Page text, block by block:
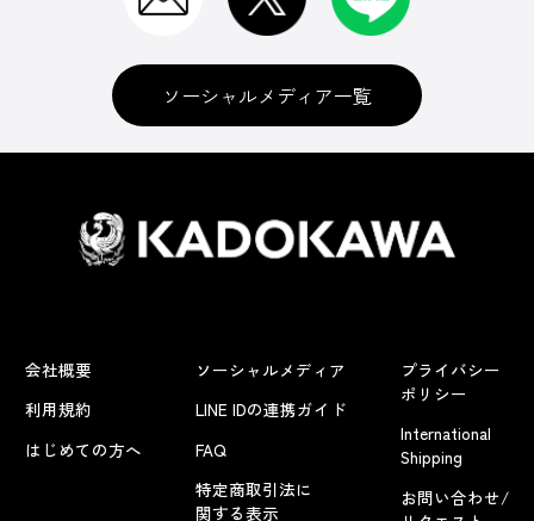
ソーシャルメディア一覧
会社概要
利用規約
はじめての方へ
ソーシャルメディア
LINE IDの連携ガイド
FAQ
特定商取引法に
関する表示
プライバシー
ポリシー
International
Shipping
お問い合わせ/